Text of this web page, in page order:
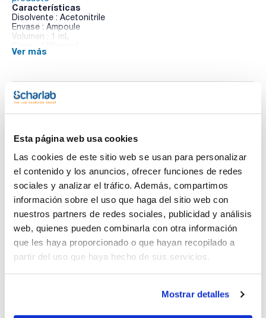
Esta página web usa cookies
Las cookies de este sitio web se usan para personalizar
el contenido y los anuncios, ofrecer funciones de redes
sociales y analizar el tráfico. Además, compartimos
información sobre el uso que haga del sitio web con
nuestros partners de redes sociales, publicidad y análisis
web, quienes pueden combinarla con otra información
que les haya proporcionado o que hayan recopilado a
partir del uso que haya hecho de sus servicios.
Mostrar detalles
Características
Disolvente : Acetonitrile
Envase : Ampoule
Volumen : 1 mL
CAS : [66246-88-6]
Ver más
Documentación técnica
TDS / Ficha técnica
Regístrate para
descargas
descargas
SDS/ Hoja de seguridad
Regístrate para
descargas
Los productos marcados con esta imagen son
productos marca Scharlau habitualmente en stock,
listos para una entrega inmediata.